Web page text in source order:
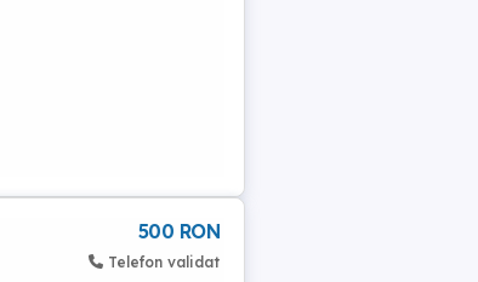
500 RON
Telefon validat